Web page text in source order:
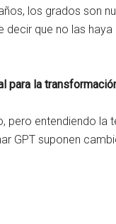
los grados son
que no las
la
entendiendo
GPT suponen